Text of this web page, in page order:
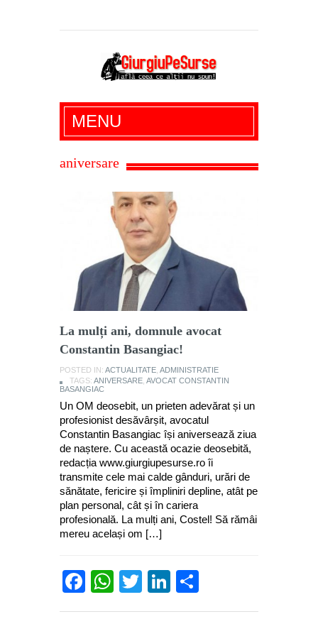
Giurgiu Pe Surse – actualitate giurgiu,
administratie giurgiu, stiri politice, social
economic, editoriale giurgiu, dezvaluiri,
MENU
aniversare
La mulți ani, domnule avocat
Constantin Basangiac!
POSTED IN: ACTUALITATE ADMINISTRATIE
TAGS: ANIVERSARE AVOCAT CONSTANTIN
BASANGIAC
Un OM deosebit, un prieten adevărat și un
profesionist desăvârșit, avocatul
Constantin Basangiac își aniversează ziua
de naștere. Cu această ocazie deosebită,
redacția www.giurgiupesurse.ro îi
transmite cele mai calde gânduri, urări de
sănătate, fericire și împliniri depline, atât pe
plan personal, cât și în cariera
profesională. La mulți ani, Costel! Să rămâi
mereu același om […]
Facebook
WhatsApp
TwitterLinkedIn